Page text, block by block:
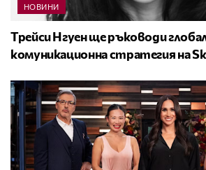
НОВИНИ
Трейси Нгуен ще ръководи
комуникационна стратегия на